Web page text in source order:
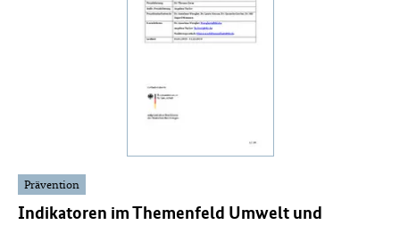
Prävention
Indikatoren im Themenfeld Umwelt und